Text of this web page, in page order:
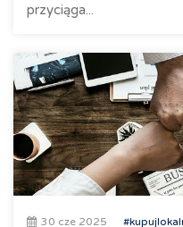
przyciąga...
30 cze 2025